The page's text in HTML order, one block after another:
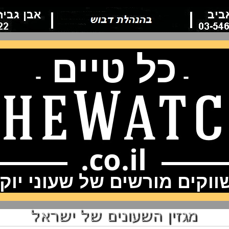
- כל טיים -
מורשים של שעוני